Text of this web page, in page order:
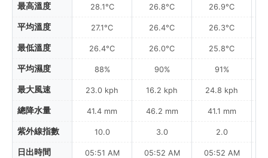
最高溫度
平均溫度
最低溫度
平均濕度
最大風速
總降水量
紫外線指數
日出時間
28.1°C
27.1°C
26.4°C
88%
23.0 kph
41.4 mm
10.0
05:51 AM
26.8°C
26.4°C
26.0°C
90%
16.2 kph
46.2 mm
3.0
05:52 AM
26.9°C
26.3°C
25.8°C
91%
24.8 kph
41.1 mm
2.0
05:52 AM